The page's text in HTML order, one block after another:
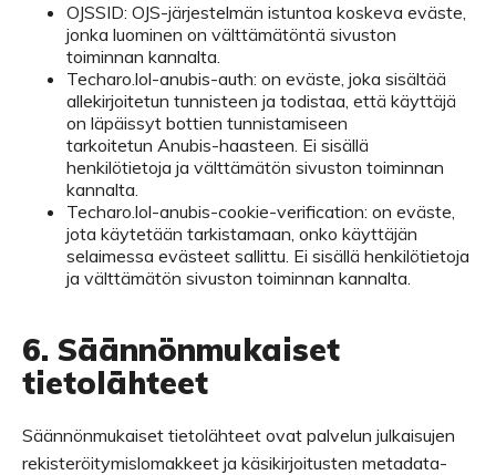
OJSSID: OJS-järjestelmän istuntoa koskeva eväste,
jonka luominen on välttämätöntä sivuston
toiminnan kannalta.
Techaro.lol-anubis-auth: on eväste, joka sisältää
allekirjoitetun tunnisteen ja todistaa, että käyttäjä
on läpäissyt bottien tunnistamiseen
tarkoitetun Anubis-haasteen. Ei sisällä
henkilötietoja ja välttämätön sivuston toiminnan
kannalta.
Techaro.lol-anubis-cookie-verification: on eväste,
jota käytetään tarkistamaan, onko käyttäjän
selaimessa evästeet sallittu. Ei sisällä henkilötietoja
ja välttämätön sivuston toiminnan kannalta.
6. Säännönmukaiset
tietolähteet
Säännönmukaiset tietolähteet ovat palvelun julkaisujen
rekisteröitymislomakkeet ja käsikirjoitusten metadata-